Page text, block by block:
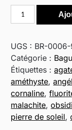
quantité
de
minimaliste
en
cuivre
vieilli
et
pierre
UGS : BR-
Catégorie :
Étiquettes :
améthyste,
cornaline,
malachite,
pierre de soleil,